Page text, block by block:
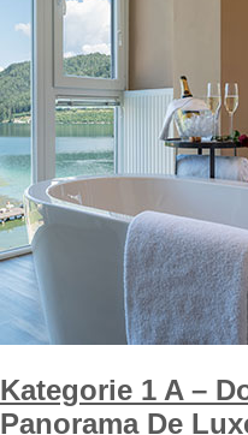
Kategorie 1 A –
Panorama De